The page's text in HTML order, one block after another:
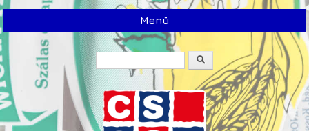
Menü
Keresés űrlap